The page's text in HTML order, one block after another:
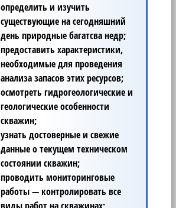
определить и изучить
существующие на сегодняшний
день природные багатсва недр;
предоставить характеристики,
необходимые для проведения
анализа запасов этих ресурсов;
осмотреть гидрогеологические и
геологические особенности
скважин;
узнать достоверные и свежие
данные о текущем техническом
состоянии скважин;
проводить мониторинговые
работы — контролировать все